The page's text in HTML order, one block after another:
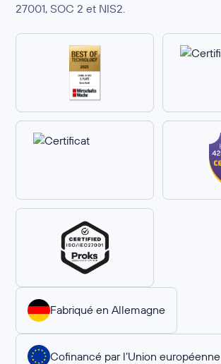
27001, SOC 2 et NIS2.
Fabriqué en Allemagne
Cofinancé par l’Union européenne